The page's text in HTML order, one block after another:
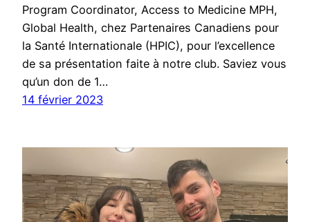
Program Coordinator, Access to Medicine MPH,
Global Health, chez Partenaires Canadiens pour
la Santé Internationale (HPIC), pour l’excellence
de sa présentation faite à notre club. Saviez vous
qu’un don de 1…
14 février 2023